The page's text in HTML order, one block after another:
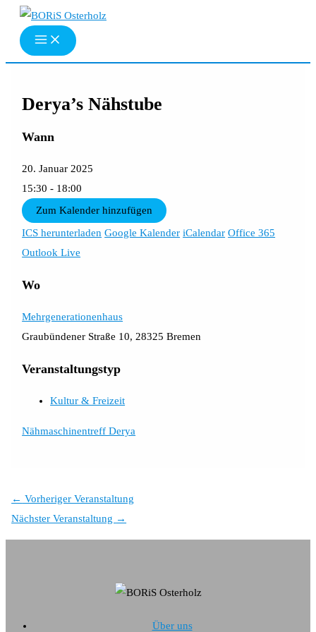
Zum
Inhalt
springen
Derya’s Nähstube
Wann
20. Januar 2025
15:30 - 18:00
Zum Kalender hinzufügen
ICS herunterladen Google Kalender iCalendar Office 365
Outlook Live
Wo
Mehrgenerationenhaus
Graubündener Straße 10, 28325 Bremen
Veranstaltungstyp
Kultur & Freizeit
Nähmaschinentreff Derya
← Vorheriger Veranstaltung
Nächster Veranstaltung →
Über uns